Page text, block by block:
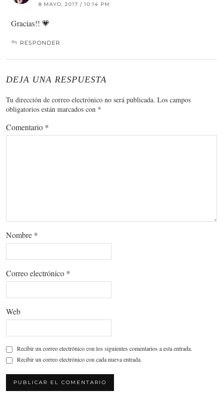
8 MAYO, 2017 / 10:14 PM
Gracias!! 💗
RESPONDER
DEJA UNA RESPUESTA
Tu dirección de correo electrónico no será publicada. Los campos
obligatorios están marcados con *
Comentario *
Nombre *
Correo electrónico *
Web
Recibir un correo electrónico con los siguientes comentarios a esta entrada.
Recibir un correo electrónico con cada nueva entrada.